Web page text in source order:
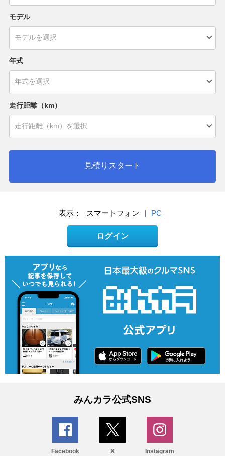
モデル
年式
走行距離（km）
見積りスタート
表示： スマートフォン | PC
ログイン
みんカラ公式SNS
Facebook X Instagram